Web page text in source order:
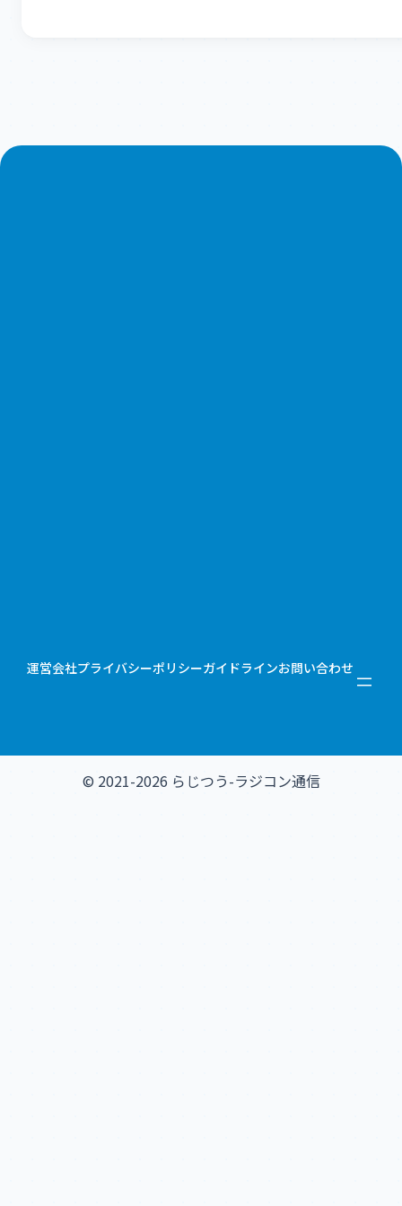
運営会社プライバシーポリシーガイドラインお問い合わせ
© 2021-2026 らじつう-ラジコン通信